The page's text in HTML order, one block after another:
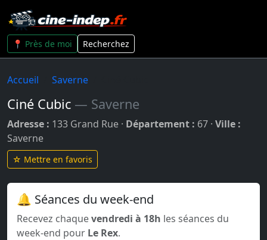
📍 Près de moi Recherchez
Accueil Saverne
Ciné Cubic — Saverne
Adresse : 133 Grand Rue · Département : 67 · Ville :
Saverne
☆ Mettre en favoris
🔔 Séances du week-end
Recevez chaquevendredi à 18h les séances du
week-end pour Le Rex.